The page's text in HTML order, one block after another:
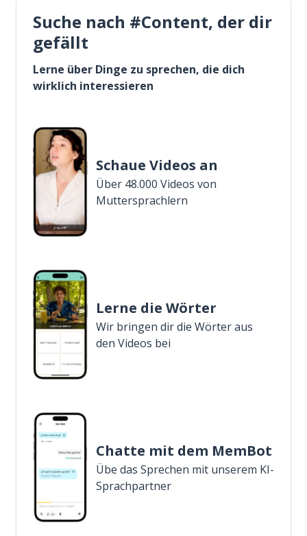
Suche nach #Content, der dir
gefällt
Lerne über Dinge zu sprechen, die dich
wirklich interessieren
Schaue Videos an
Über 48.000 Videos von
Muttersprachlern
Lerne die Wörter
Wir bringen dir die Wörter aus
den Videos bei
Chatte mit dem MemBot
Übe das Sprechen mit unserem KI-
Sprachpartner